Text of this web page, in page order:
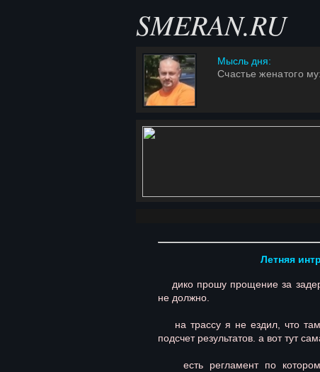
SMERAN.RU
Мысль дня:
Счастье женатого
Летняя
дико прошу прощение за
не должно.
на трассу я не ездил, что
подсчет результатов. а вот тут
есть регламент по